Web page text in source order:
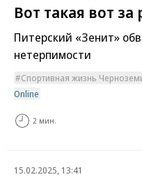
Вот такая вот за
Питерский «Зенит»
нетерпимости
Спортивная жизнь
Online
2 мин.
15.02.2025, 13:41